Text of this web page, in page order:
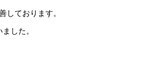
しております。
した。